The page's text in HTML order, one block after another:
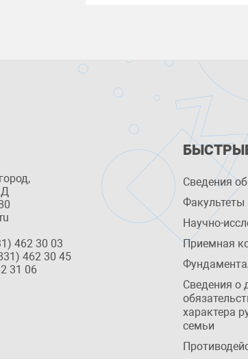
Д
462 30 03
462 30 45
31 06
Сведения
Факультеты
Научно-
Приемная
Сведения о
характера
семьи